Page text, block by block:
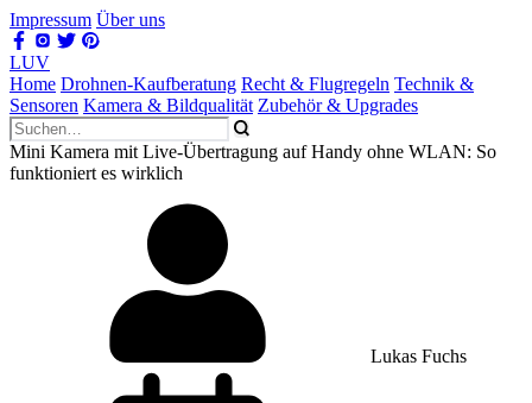
Impressum Über uns
LUV
Home Drohnen-Kaufberatung Recht & Flugregeln Technik &
Sensoren Kamera & Bildqualität Zubehör & Upgrades
Mini Kamera mit Live-Übertragung auf Handy ohne WLAN: So
funktioniert es wirklich
Lukas Fuchs